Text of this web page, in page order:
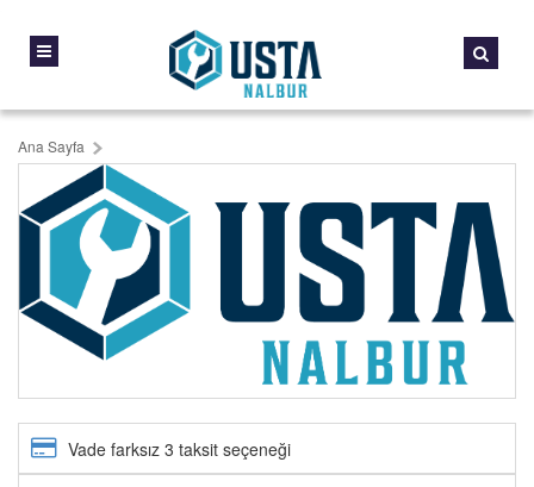
Ana Sayfa
Vade farksız 3 taksit seçeneği